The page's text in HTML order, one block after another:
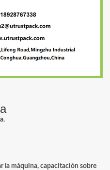
la máquina, capacitación sobre